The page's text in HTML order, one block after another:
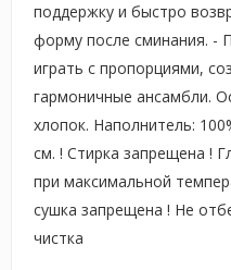
поддержку и быстро
форму после сминания. -
играть с пропорциями,
гармоничные ансамбли.
хлопок. Наполнитель:
см. ! Стирка запрещена !
при максимальной
сушка запрещена ! Не
чистка